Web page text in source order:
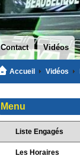
Contact Vidéos
Accueil Vidéos
Menu
Liste Engagés
Les Horaires